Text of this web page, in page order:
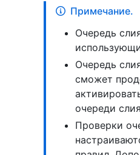
Примечание.
Очередь
Очередь
сможет
очереди
Проверки